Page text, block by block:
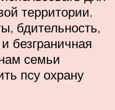
территории.
бдительность,
безграничная
семьи
псу охрану